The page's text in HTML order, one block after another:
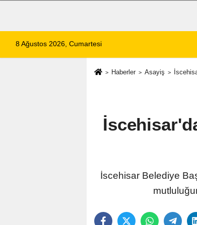
8 Ağustos 2026, Cumartesi
Haberler Asayiş
İscehisar Belediye